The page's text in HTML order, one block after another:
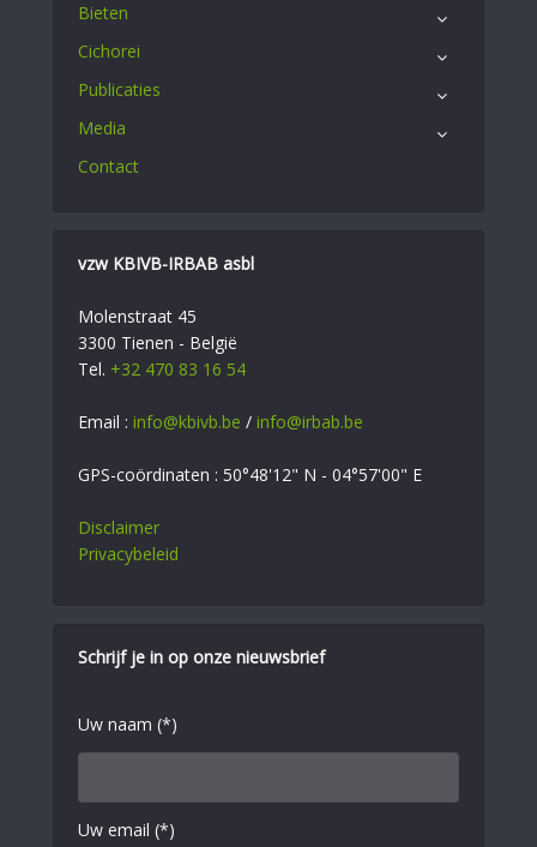
Bieten
Cichorei
Publicaties
Media
Contact
vzw KBIVB-IRBAB asbl
Molenstraat 45
3300 Tienen - België
Tel. +32 470 83 16 54
Email : info@kbivb.be / info@irbab.be
GPS-coördinaten : 50°48'12" N - 04°57'00" E
Disclaimer
Privacybeleid
Schrijf je in op onze nieuwsbrief
Uw naam (*)
Uw email (*)